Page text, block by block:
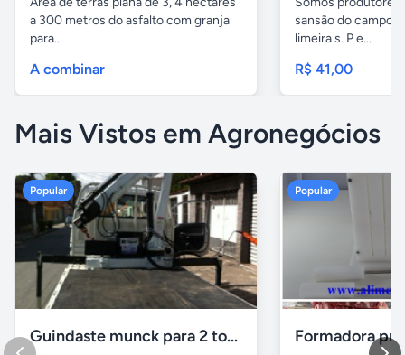
a 300 metros do asfalto com granja
para...
A combinar
sansão do campo
limeira s. P e...
R$ 41,00
Mais Vistos em Agronegócios
Popular
Guindaste munck para 2 toneladas
Popular